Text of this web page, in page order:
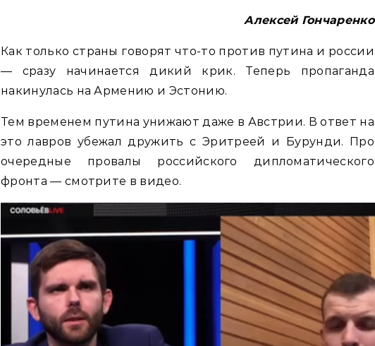
Алексей Гончаренко
Как только страны говорят что-то против путина и россии
— сразу начинается дикий крик. Теперь пропаганда
накинулась на Армению и Эстонию.
Тем временем путина унижают даже в Австрии. В ответ на
это лавров убежал дружить с Эритреей и Бурунди. Про
очередные провалы российского дипломатического
фронта — смотрите в видео.